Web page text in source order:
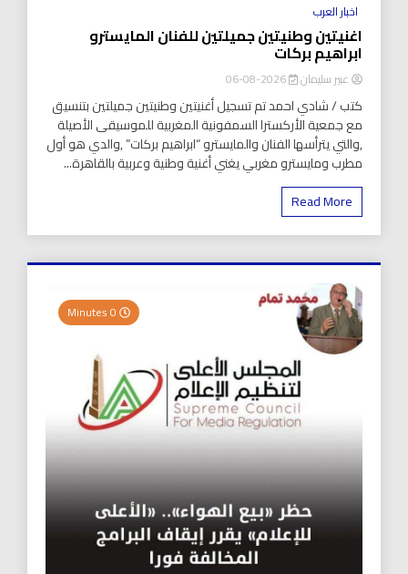
اخبار العرب
اغنيتين وطنيتين جميلتين للفنان المايسترو
ابراهيم بركات
عبير سليمان 2026-08-06
كتب / شادي احمد تم تسجيل أغنيتين وطنيتين جميلتين بتنسيق
مع جمعية الأركسترا السمفونية المغربية للموسيقى الأصيلة
,والتي يترأسها الفنان والمايسترو “ابراهيم بركات” ,والدي هو أول
مطرب ومايسترو مغربي يغني أغنية وطنية وعربية بالقاهرة...
Read More